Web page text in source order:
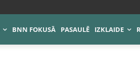
BNN FOKUSĀ PASAULĒ IZKLAIDE